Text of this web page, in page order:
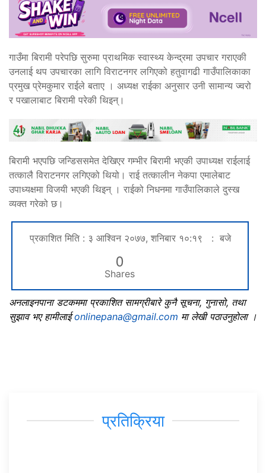
गाउँमा बिरामी परेपछि सुरुमा प्राथमिक स्वास्थ्य केन्द्रमा उपचार गराएकी
उनलाई थप उपचारका लागि विराटनगर लगिएको हतुवागढी गाउँपालिकाका
प्रमुख प्रेमकुमार राईले बताए । अध्यक्ष राईका अनुसार उनी सामान्य ज्वरो
र पखालाबाट बिरामी परेकी थिइन्।
बिरामी भएपछि जन्डिससमेत देखिएर गम्भीर बिरामी भएकी उपाध्यक्ष राईलाई
तत्कालै विराटनगर लगिएको थियो। राई तत्कालीन नेकपा एमालेबाट
उपाध्यक्षमा विजयी भएकी थिइन् । राईको निधनमा गाउँपालिकाले दुस्ख
व्यक्त गरेको छ।
प्रकाशित मिति : ३ आश्विन २०७७, शनिबार १०:१९ : बजे
0
Shares
अनलाइनपाना डटकममा प्रकाशित सामग्रीबारे कुनै सूचना, गुनासो, तथा
सुझाव भए हामीलाईonlinepana@gmail.com मा लेखी पठाउनुहोला ।
प्रतिक्रिया